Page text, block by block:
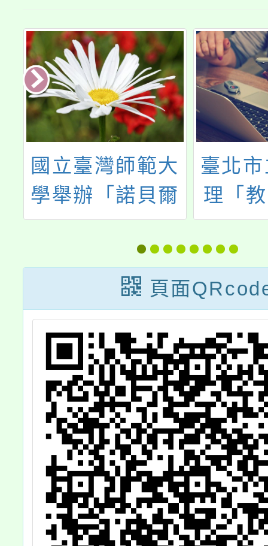
國立臺灣師範大
學舉辦「諾貝爾
物理學獎得主
Didier Queloz
教授講座」
臺北
理「
年校
與實
研
頁面